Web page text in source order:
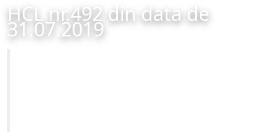
HCL nr.492 din data de
31.07.2019